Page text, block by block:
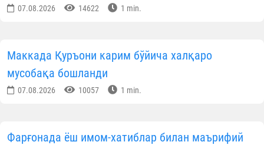
07.08.2026 14622 1 min.
Маккада Қуръони карим бўйича халқаро
мусобақа бошланди
07.08.2026 10057 1 min.
Фарғонада ёш имом-хатиблар билан маърифий